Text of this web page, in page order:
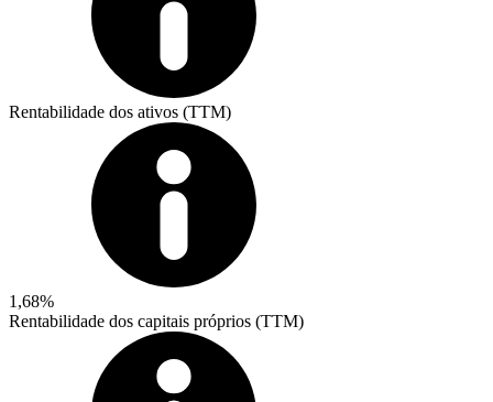
Rentabilidade dos ativos (TTM)
1,68%
Rentabilidade dos capitais próprios (TTM)